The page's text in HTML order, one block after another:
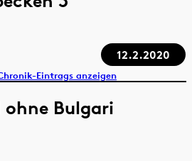
12.2.2020
Eintrags anzeigen
ohne Bulgari